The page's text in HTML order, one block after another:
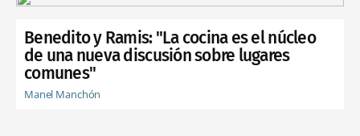
Benedito y Ramis: "La cocina es el núcleo
de una nueva discusión sobre lugares
comunes"
Manel Manchón